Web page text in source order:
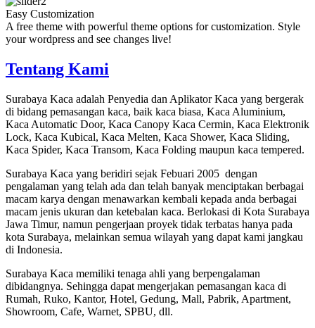
Easy Customization
A free theme with powerful theme options for customization. Style
your wordpress and see changes live!
Tentang Kami
Surabaya Kaca adalah Penyedia dan Aplikator Kaca yang bergerak
di bidang pemasangan kaca, baik kaca biasa, Kaca Aluminium,
Kaca Automatic Door, Kaca Canopy Kaca Cermin, Kaca Elektronik
Lock, Kaca Kubical, Kaca Melten, Kaca Shower, Kaca Sliding,
Kaca Spider, Kaca Transom, Kaca Folding maupun kaca tempered.
Surabaya Kaca yang beridiri sejak Febuari 2005 dengan
pengalaman yang telah ada dan telah banyak menciptakan berbagai
macam karya dengan menawarkan kembali kepada anda berbagai
macam jenis ukuran dan ketebalan kaca. Berlokasi di Kota Surabaya
Jawa Timur, namun pengerjaan proyek tidak terbatas hanya pada
kota Surabaya, melainkan semua wilayah yang dapat kami jangkau
di Indonesia.
Surabaya Kaca memiliki tenaga ahli yang berpengalaman
dibidangnya. Sehingga dapat mengerjakan pemasangan kaca di
Rumah, Ruko, Kantor, Hotel, Gedung, Mall, Pabrik, Apartment,
Showroom, Cafe, Warnet, SPBU, dll.